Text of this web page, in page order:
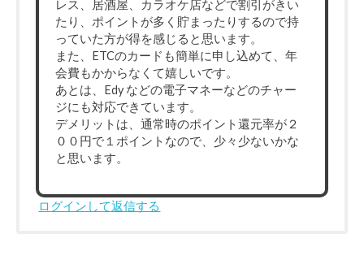
レス、居酒屋、カラオケ店などで割引がきい
たり、ポイントが多く貯まったりするので持
っていた方が得を感じると思います。
また、ETCのカードも簡単に申し込めて、年
会費もかからなくて嬉しいです。
あとは、Edy などの電子マネーなどのチャー
ジにも対応できています。
デメリットは、通常時のポイント還元率が２
００円で１ポイントなので、少々少ないかな
と思います。
ログインして返信する